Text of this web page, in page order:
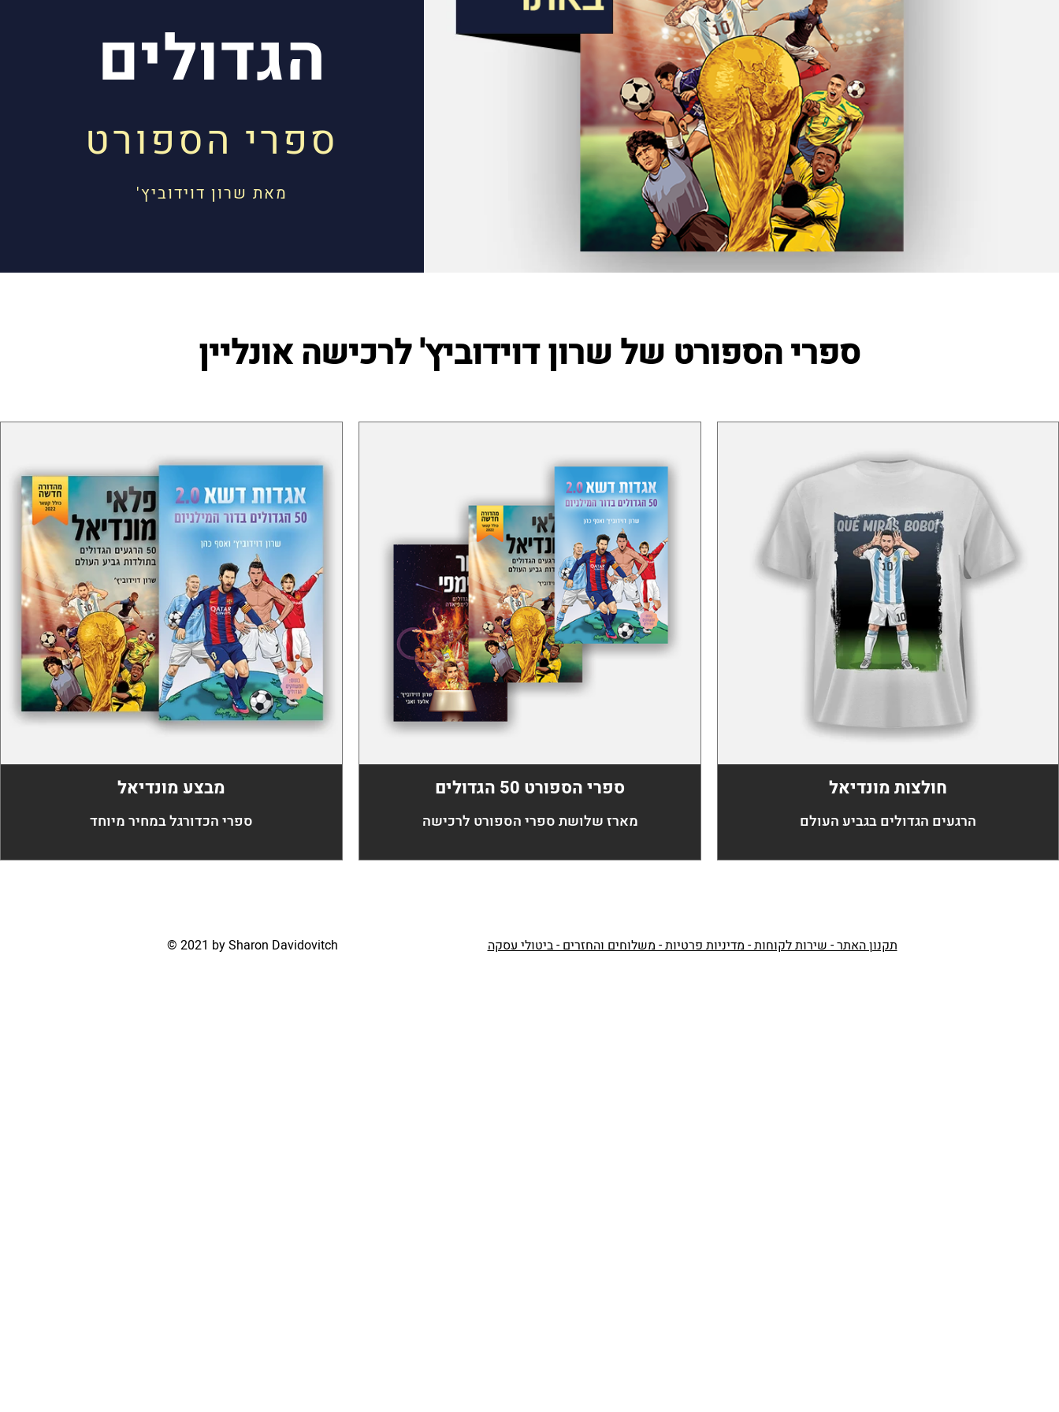
הגדולים
ספרי הספורט
מאת שרון דוידוביץ'
ספרי הספורט של שרון דוידוביץ' לרכישה אונליין
מבצע מונדיאל
ספרי הכדורגל במחיר מיוחד
ספרי הספורט 50 הגדולים
מארז שלושת ספרי הספורט לרכישה
חולצות מונדיאל
הרגעים הגדולים בגביע העולם
© 2021 by Sharon Davidovitch תקנון האתר - שירות לקוחות - מדיניות פרטיות - משלוחים והחזרים - ביטולי עסקה